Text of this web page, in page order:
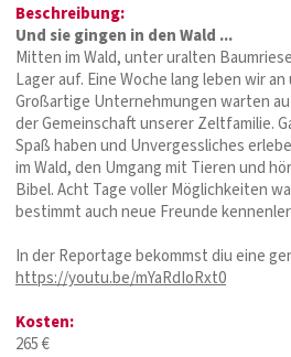
Beschreibung:
Und sie gingen in den Wald ...
Mitten im Wald, unter uralten
Lager auf. Eine Woche lang leben wir
Großartige Unternehmungen warten
der Gemeinschaft unserer Zeltfamilie.
Spaß haben und Unvergessliches
im Wald, den Umgang mit Tieren und
Bibel. Acht Tage voller Möglichkeiten
bestimmt auch neue Freunde
In der Reportage bekommst diu eine
https://youtu.be/mYaRdIoRxt0
Kosten:
265 €